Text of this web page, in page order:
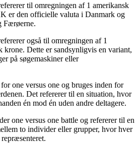
til omregningen af 1 amerikansk
er den officielle valuta i Danmark og
Færøerne.
også til omregningen af 1
krone. Dette er sandsynligvis en variant,
på søgemaskiner eller
one versus one og bruges inden for
Det refererer til en situation, hvor
én mod én uden andre deltagere.
one versus one battle og refererer til en
to individer eller grupper, hvor hver